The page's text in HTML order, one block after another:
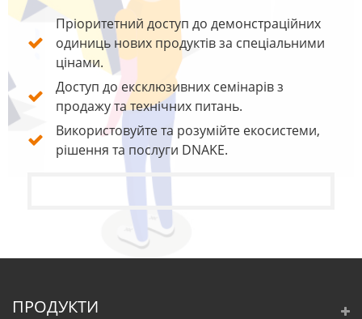
Пріоритетний доступ до демонстраційних
одиниць нових продуктів за спеціальними
цінами.
Доступ до ексклюзивних семінарів з
продажу та технічних питань.
Використовуйте та розумійте екосистеми,
рішення та послуги DNAKE.
ПРОДУКТИ